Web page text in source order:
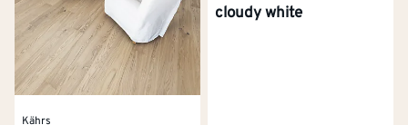
Ved bestilling nettbutikken, tilbyr vi
ved kjøp i varehus kan du låne tilhenger gratis
Kährs
cloudy white